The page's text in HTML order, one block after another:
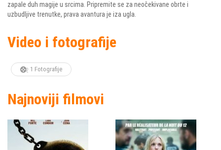
zapale duh magije u srcima. Pripremite se za neočekivane obrte i
uzbudljive trenutke, prava avantura je iza ugla.
Video i fotografije
1 Fotografije
Najnoviji filmovi